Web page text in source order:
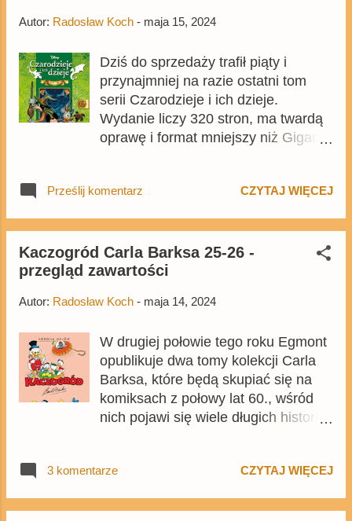
Autor: Radosław Koch - maja 15, 2024
Dziś do sprzedaży trafił piąty i
przynajmniej na razie ostatni tom
serii Czarodzieje i ich dzieje.
Wydanie liczy 320 stron, ma twardą
oprawę i format mniejszy niż Gigant
kupić go m.in. na Egmont.pl .
Prześlij komentarz CZYTAJ WIĘCEJ
Kaczogród Carla Barksa 25-26 -
przegląd zawartości
Autor: Radosław Koch - maja 14, 2024
W drugiej połowie tego roku Egmont
opublikuje dwa tomy kolekcji Carla
Barksa, które będą skupiać się na
komiksach z połowy lat 60., wśród
nich pojawi się wiele długich historii z
Czar i Braćmi Be, a także kilka dotąd
z Donaldem. Ogólnie będzie to tomy
3 komentarze CZYTAJ WIĘCEJ